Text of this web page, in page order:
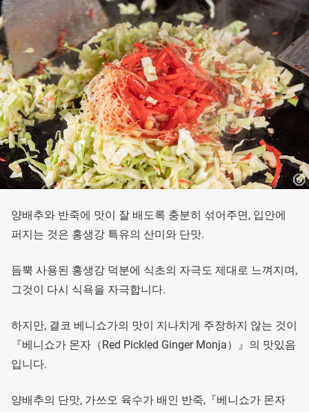
양배추와 반죽에 맛이 잘 배도록 충분히 섞어주면, 입안에
퍼지는 것은 홍생강 특유의 산미와 단맛.
듬뿍 사용된 홍생강 덕분에 식초의 자극도 제대로 느껴지며,
그것이 다시 식욕을 자극합니다.
하지만, 결코 베니쇼가의 맛이 지나치게 주장하지 않는 것이
『베니쇼가 몬자（Red Pickled Ginger Monja）』의 맛있음
입니다.
양배추의 단맛, 가쓰오 육수가 배인 반죽,『베니쇼가 몬자